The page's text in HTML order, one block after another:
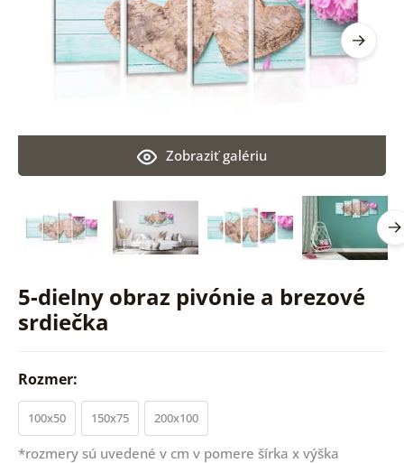
5-dielny obraz pivónie a brezové
srdiečka
Zobraziť galériu
Rozmer:
100x50 150x75 200x100
*rozmery sú uvedené v cm v pomere šírka x výška